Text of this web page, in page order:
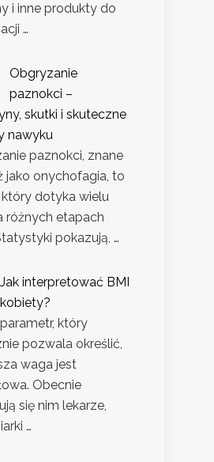
i inne produkty do
…
Obgryzanie
paznokci –
skutki i skuteczne
nawyku
paznokci, znane
jako onychofagia, to
dotyka wielu
różnych etapach
pokazują, …
Jak interpretować BMI
kobiety?
który
pozwala określić,
waga jest
Obecnie
się nim lekarze,
…